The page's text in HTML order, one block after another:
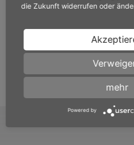
ein Gesetz zur Änderung des
Alle
die Zukunft widerrufen oder
mehr
Powered by